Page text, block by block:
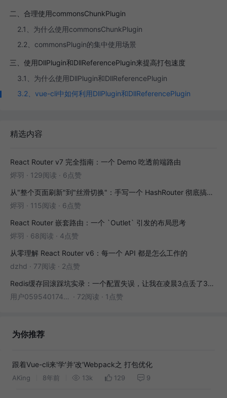
二、合理使用commonsChunkPlugin
2.1、为什么使用commonsChunkPlugin
2.2、commonsPlugin的集中使用场景
三、使用DllPlugin和DllReferencePlugin来提高打包速度
3.1、为什么使用DllPlugin和DllReferencePlugin
3.2、vue-cli中如何利用DllPlugin和DllReferencePlugin
精选内容
React Router v7 完全指南：一个 Demo 吃透前端路由
烬羽 · 129阅读 · 6点赞
从"整个页面刷新"到"丝滑切换"：手写一个 HashRouter 彻底搞懂前端路由
烬羽 · 115阅读 · 6点赞
React Router 嵌套路由：一个 `Outlet` 引发的布局思考
烬羽 · 68阅读 · 4点赞
从零理解 React Router v6：每一个 API 都是怎么工作的
dzhd · 77阅读 · 2点赞
Redis缓存回滚踩坑实录：一个配置失误，让我在凌晨3点丢了3000条数据
用户05954017446 · 72阅读 · 1点赞
为你推荐
跟着Vue-cli来'学'并'改'Webpack之 打包优化
AKing 8年前 13k 129 9